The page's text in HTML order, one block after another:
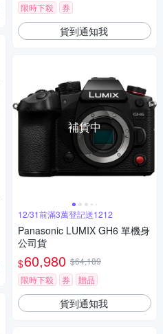
限時下殺
券
貨到通知我
補貨中
12/31前滿3萬登記送1212
Panasonic LUMIX GH6 單機身
公司貨
$60,980 $64,189
限時下殺
券 贈品
貨到通知我